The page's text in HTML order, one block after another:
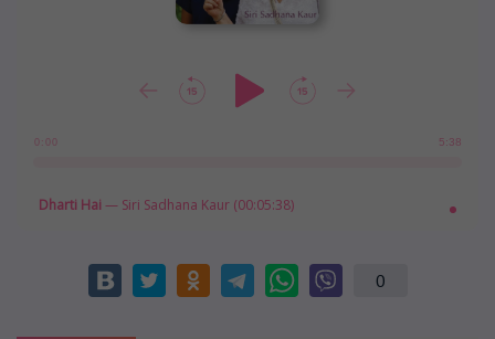
0:00 5:38
Dharti Hai— Siri Sadhana Kaur (00:05:38)
0